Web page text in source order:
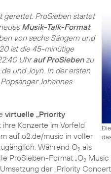
gerettet. ProSieben startet
Musik-Talk-Format,
von sechs Sängern und
ist die 45-minütige
Uhrauf ProSiebenzu
und Joyn. In der ersten
Johannes
virtuelle „Priority
ihre Konzerte im Vorfeld
auf o2.de/music in voller
Während O2 als
ProSieben-Format „O2 Music
der „Priority